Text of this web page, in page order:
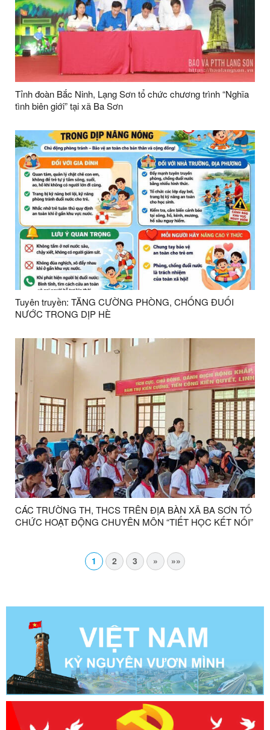
Tỉnh đoàn Bắc Ninh, Lạng Sơn tổ chức chương trình “Nghĩa
tình biên giới” tại xã Ba Sơn
Tuyên truyền: TĂNG CƯỜNG PHÒNG, CHỐNG ĐUỐI
NƯỚC TRONG DỊP HÈ
CÁC TRƯỜNG TH, THCS TRÊN ĐỊA BÀN XÃ BA SƠN TỔ
CHỨC HOẠT ĐỘNG CHUYÊN MÔN “TIẾT HỌC KẾT NỐI”
1 2 3 » »»